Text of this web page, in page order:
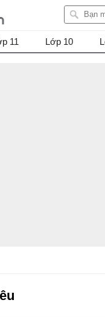
11 Lớp 10